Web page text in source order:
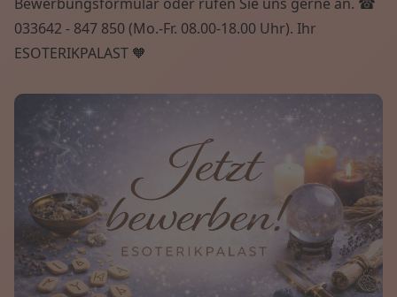
033642 - 847 850 (Mo.-Fr. 08.00-18.00 Uhr). Ihr
ESOTERIKPALAST 🧡